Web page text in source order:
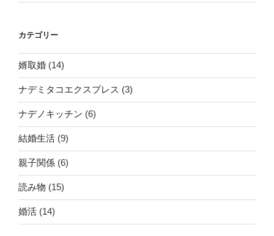
カテゴリー
婿取婚 (14)
ナデミタコエクスプレス (3)
ナデノキッチン (6)
結婚生活 (9)
親子関係 (6)
読み物 (15)
婚活 (14)